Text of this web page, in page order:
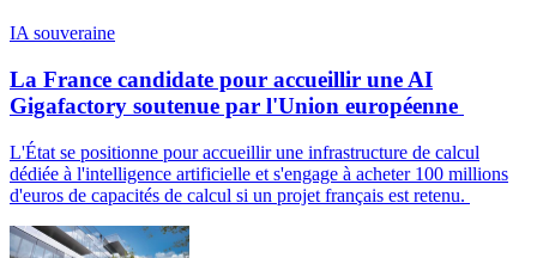
IA souveraine
La France candidate pour accueillir une AI
Gigafactory soutenue par l'Union européenne
L'État se positionne pour accueillir une infrastructure de calcul
dédiée à l'intelligence artificielle et s'engage à acheter 100 millions
d'euros de capacités de calcul si un projet français est retenu.